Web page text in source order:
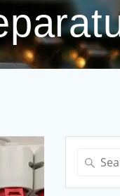
Search
for: